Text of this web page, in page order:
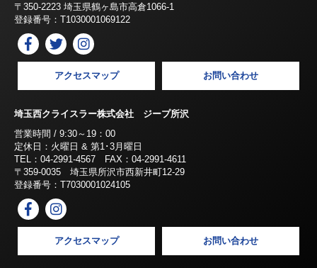
〒350-2223 埼玉県鶴ヶ島市高倉1066-1
登録番号：T1030001069122
アクセスマップ お問い合わせ
埼玉西クライスラー株式会社 ジープ所沢
営業時間 / 9:30～19：00
定休日：火曜日 & 第1･3月曜日
TEL：04-2991-4567 FAX：04-2991-4611
〒359-0035 埼玉県所沢市西新井町12-29
登録番号：T7030001024105
アクセスマップ お問い合わせ